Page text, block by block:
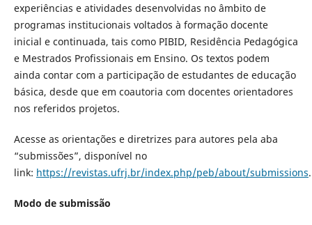
experiências e atividades desenvolvidas no âmbito de
programas institucionais voltados à formação docente
inicial e continuada, tais como PIBID, Residência Pedagógica
e Mestrados Profissionais em Ensino. Os textos podem
ainda contar com a participação de estudantes de educação
básica, desde que em coautoria com docentes orientadores
nos referidos projetos.
Acesse as orientações e diretrizes para autores pela aba
“submissões”, disponível no
link: https://revistas.ufrj.br/index.php/peb/about/submissions
Modo de submissão